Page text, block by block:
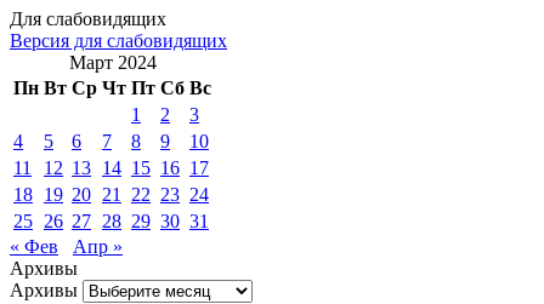
Для слабовидящих
Версия для слабовидящих
Март 2024
Пн Вт Ср Чт Пт Сб Вс
1
2
3
4
5 6 7 8 9
10
11
12 13 14 15 16 17
18 19 20 21 22 23 24
25 26 27 28 29 30 31
« Фев
Апр »
Архивы
Архивы